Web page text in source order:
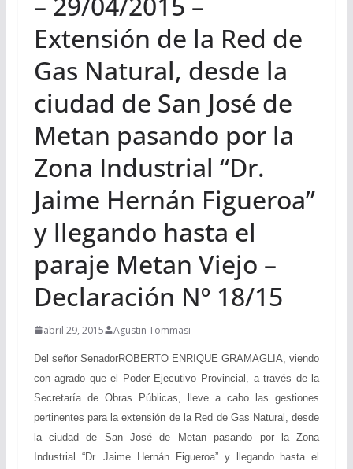
Extensión de la Red de
Gas Natural, desde la
ciudad de San José de
Metan pasando por la
Zona Industrial “Dr.
Jaime Hernán Figueroa”
y llegando hasta el
paraje Metan Viejo –
Declaración Nº 18/15
abril 29, 2015 Agustin Tommasi
Del señor SenadorROBERTO ENRIQUE GRAMAGLIA, viendo
con agrado que el Poder Ejecutivo Provincial, a través de la
Secretaría de Obras Públicas, lleve a cabo las gestiones
pertinentes para la extensión de la Red de Gas Natural, desde
la ciudad de San José de Metan pasando por la Zona
Industrial “Dr. Jaime Hernán Figueroa” y llegando hasta el